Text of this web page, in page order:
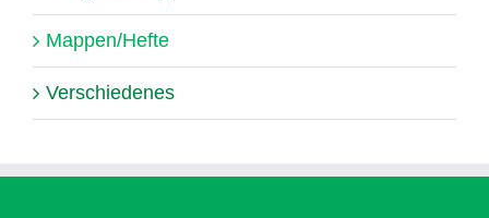
Mappen/Hefte
Verschiedenes